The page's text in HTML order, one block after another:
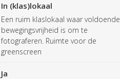
In (klas)lokaal
Een ruim klaslokaal waar voldoende
bewegingsvrijheid is om te
fotograferen. Ruimte voor de
greenscreen
Ja